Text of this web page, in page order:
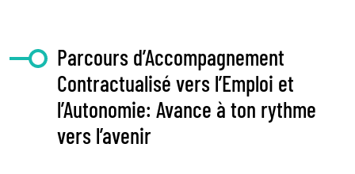
Parcours d’Accompagnement
Contractualisé vers l’Emploi et
l’Autonomie: Avance à ton rythme
vers l’avenir